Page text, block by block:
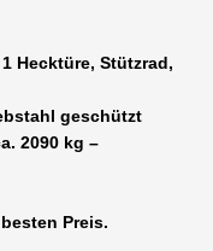
Hecktüre, Stützrad,
geschützt
2090 kg –
Preis.